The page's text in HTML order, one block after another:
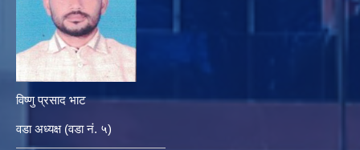
विष्णु प्रसाद भाट
वडा अध्यक्ष (वडा नं. ५)